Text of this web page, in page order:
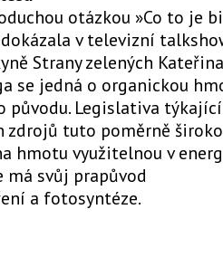
otázkou »Co to je
v televizní
Strany zelených Kateřina
se jedná o organickou
původu. Legislativa týkající
zdrojů tuto poměrně
hmotu využitelnou v
má svůj prapůvod
a fotosyntéze.